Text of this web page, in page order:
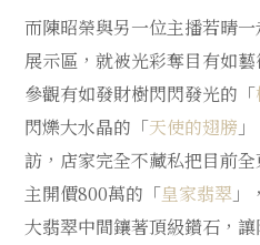
而陳昭榮與另一位主播若晴
展示區，就被光彩奪目有如
參觀有如發財樹閃閃發光的「
閃爍大水晶的「天使的翅膀
訪，店家完全不藏私把目前
主開價800萬的「皇家翡翠 」
大翡翠中間鑲著頂級鑽石，